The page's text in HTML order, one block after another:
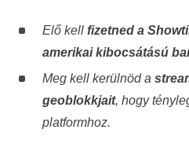
Elő kell fizetned a
amerikai kibocsátású
Meg kell kerülnöd a
geoblokkjait, hogy
platformhoz.